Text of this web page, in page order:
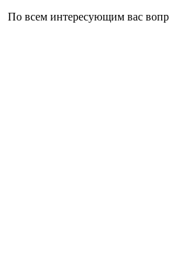
По всем интересующим вас